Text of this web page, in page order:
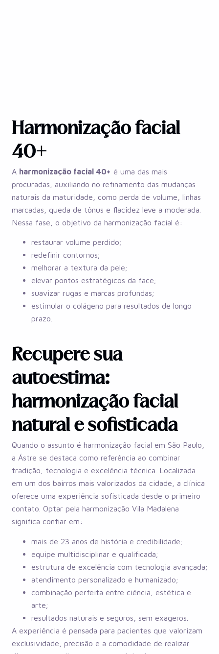
Harmonização facial
40+
A harmonização facial 40+ é uma das mais
procuradas, auxiliando no refinamento das mudanças
naturais da maturidade, como perda de volume, linhas
marcadas, queda de tônus e flacidez leve a moderada.
Nessa fase, o objetivo da harmonização facial é:
restaurar volume perdido;
redefinir contornos;
melhorar a textura da pele;
elevar pontos estratégicos da face;
suavizar rugas e marcas profundas;
estimular o colágeno para resultados de longo
prazo.
Recupere sua
autoestima:
harmonização facial
natural e sofisticada
Quando o assunto é harmonização facial em São Paulo,
a Ástre se destaca como referência ao combinar
tradição, tecnologia e excelência técnica. Localizada
em um dos bairros mais valorizados da cidade, a clínica
oferece uma experiência sofisticada desde o primeiro
contato. Optar pela harmonização Vila Madalena
significa confiar em:
mais de 23 anos de história e credibilidade;
equipe multidisciplinar e qualificada;
estrutura de excelência com tecnologia avançada;
atendimento personalizado e humanizado;
combinação perfeita entre ciência, estética e
arte;
resultados naturais e seguros, sem exageros.
A experiência é pensada para pacientes que valorizam
exclusividade, precisão e a comodidade de realizar